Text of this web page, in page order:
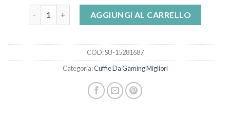
AGGIUNGI AL CARRELLO
COD:SU-15281687
Categoria:Cuffie Da Gaming Migliori